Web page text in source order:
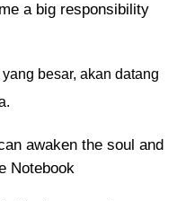
a big responsibility
besar, akan datang
awaken the soul and
Notebook